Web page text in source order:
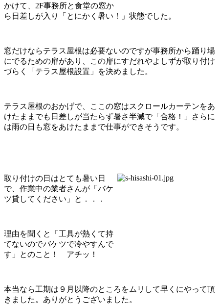
かけて、2F事務所と食堂の窓か
ら日差しが入り「とにかく暑い！」状態でした。
窓だけならテラス屋根は必要ないのですが事務所から踊り場
にでるための扉があり、この扉にすだれやよしずが取り付け
づらく「テラス屋根設置」を決めました。
テラス屋根のおかげで、ここの窓はスクロールカーテンをあ
けたままでも日差しが当たらず暑さ半減で「合格！」さらに
は雨の日も窓をあけたままで仕事ができそうです。
取り付けの日はとても暑い日
で、作業中の業者さんが「バケ
ツ貸してください」と．．．
理由を聞くと「工具が熱くて持
てないのでバケツで冷やすんで
す」とのこと！ アチッ！
本当なら工期は９月以降のところをムリして早くにやって頂
きました。ありがとうございました。